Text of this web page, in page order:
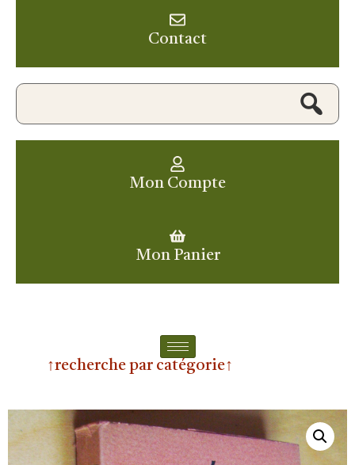
Contact
Mon Compte
Mon Panier
↑recherche par catégorie↑